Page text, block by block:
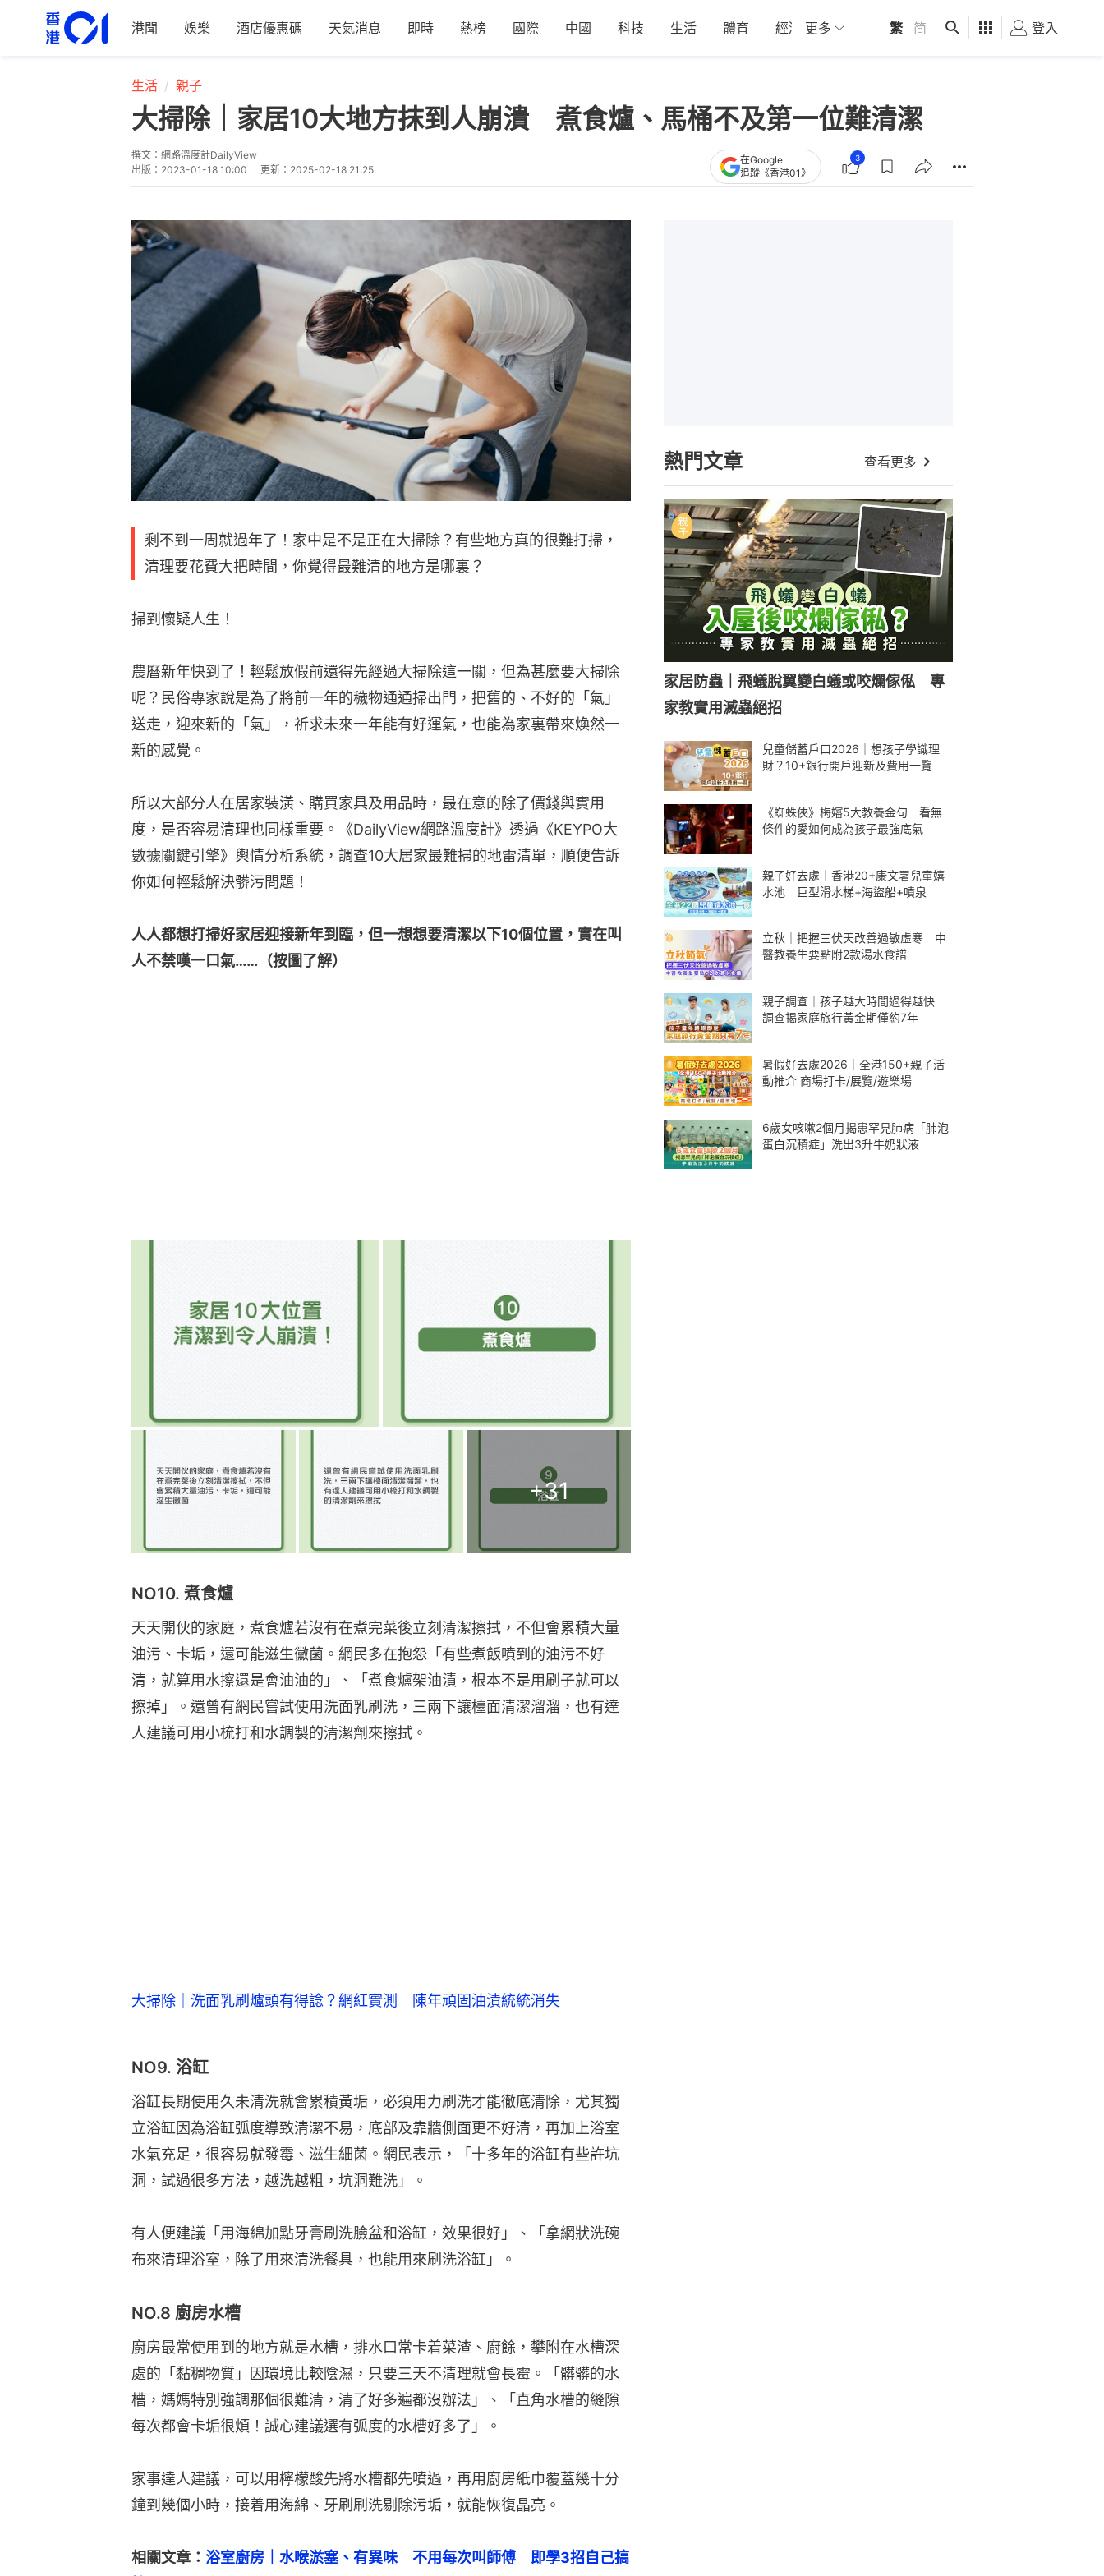
港聞 娛樂 酒店優惠碼 天氣消息 即時 熱榜 國際 中國 科技 生活 體育 經濟 01深圳 觀點 健康 好食玩飛
更多 繁 简 登入
生活 親子
大掃除｜家居10大地方抹到人崩潰 煮食爐、馬桶不及第一位難清潔
撰文： 網路溫度計DailyView
出版： 2023-01-18 10:00 更新： 2025-02-18 21:25
在Google
追蹤《香港01》
3
剩不到一周就過年了！家中是不是正在大掃除？有些地方真的很難打掃，
清理要花費大把時間，你覺得最難清的地方是哪裏？
掃到懷疑人生！
農曆新年快到了！輕鬆放假前還得先經過大掃除這一關，但為甚麼要大掃除
呢？民俗專家說是為了將前一年的穢物通通掃出門，把舊的、不好的「氣」
送走，迎來新的「氣」，祈求未來一年能有好運氣，也能為家裏帶來煥然一
新的感覺。
所以大部分人在居家裝潢、購買家具及用品時，最在意的除了價錢與實用
度，是否容易清理也同樣重要。《DailyView網路溫度計》透過《KEYPO大
數據關鍵引擎》輿情分析系統，調查10大居家最難掃的地雷清單，順便告訴
你如何輕鬆解決髒污問題！
人人都想打掃好家居迎接新年到臨，但一想想要清潔以下10個位置，實在叫
人不禁嘆一口氣……（按圖了解）
+31
NO10. 煮食爐
天天開伙的家庭，煮食爐若沒有在煮完菜後立刻清潔擦拭，不但會累積大量
油污、卡垢，還可能滋生黴菌。網民多在抱怨「有些煮飯噴到的油污不好
清，就算用水擦還是會油油的」、「煮食爐架油漬，根本不是用刷子就可以
擦掉」。還曾有網民嘗試使用洗面乳刷洗，三兩下讓檯面清潔溜溜，也有達
人建議可用小梳打和水調製的清潔劑來擦拭。
大掃除｜洗面乳刷爐頭有得諗？網紅實測 陳年頑固油漬統統消失
NO9. 浴缸
浴缸長期使用久未清洗就會累積黃垢，必須用力刷洗才能徹底清除，尤其獨
立浴缸因為浴缸弧度導致清潔不易，底部及靠牆側面更不好清，再加上浴室
水氣充足，很容易就發霉、滋生細菌。網民表示，「十多年的浴缸有些許坑
洞，試過很多方法，越洗越粗，坑洞難洗」。
有人便建議「用海綿加點牙膏刷洗臉盆和浴缸，效果很好」、「拿網狀洗碗
布來清理浴室，除了用來清洗餐具，也能用來刷洗浴缸」。
NO.8 廚房水槽
廚房最常使用到的地方就是水槽，排水口常卡着菜渣、廚餘，攀附在水槽深
處的「黏稠物質」因環境比較陰濕，只要三天不清理就會長霉。「髒髒的水
槽，媽媽特別強調那個很難清，清了好多遍都沒辦法」、「直角水槽的縫隙
每次都會卡垢很煩！誠心建議選有弧度的水槽好多了」。
家事達人建議，可以用檸檬酸先將水槽都先噴過，再用廚房紙巾覆蓋幾十分
鐘到幾個小時，接着用海綿、牙刷刷洗剔除污垢，就能恢復晶亮。
相關文章： 浴室廚房｜水喉淤塞、有異味　不用每次叫師傅　即學3招自己搞
熱門文章 查看更多
家居防蟲｜飛蟻脫翼變白蟻或咬爛傢俬 專
家教實用滅蟲絕招
兒童儲蓄戶口2026｜想孩子學識理
財？10+銀行開戶迎新及費用一覽
《蜘蛛俠》梅嬸5大教養金句 看無
條件的愛如何成為孩子最強底氣
親子好去處｜香港20+康文署兒童嬉
水池 巨型滑水梯+海盜船+噴泉
立秋｜把握三伏天改善過敏虛寒 中
醫教養生要點附2款湯水食譜
親子調查｜孩子越大時間過得越快
調查揭家庭旅行黃金期僅約7年
暑假好去處2026｜全港150+親子活
動推介 商場打卡/展覽/遊樂場
6歲女咳嗽2個月揭患罕見肺病「肺泡
蛋白沉積症」洗出3升牛奶狀液